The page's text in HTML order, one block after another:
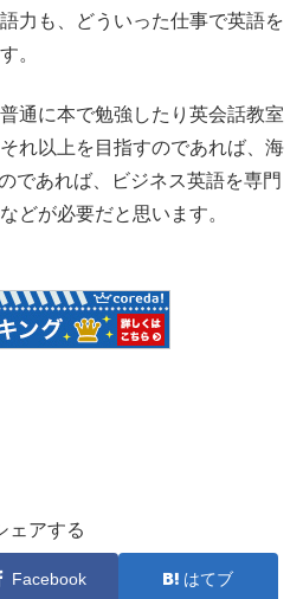
力も、どういった仕事で英語を
。
通に本で勉強したり英会話教室
れ以上を目指すのであれば、海
であれば、ビジネス英語を専門
どが必要だと思います。
ェアする
Facebook はてブ